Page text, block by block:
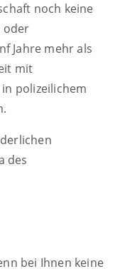
noch keine
oder
Jahre mehr als
mit
polizeilichem
rlichen
des
bei Ihnen keine